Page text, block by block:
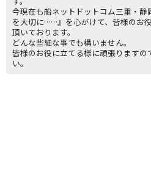
今現在も船ネットドットコム三重・
を大切に……』を心がけて、皆様のお
頂いております。
どんな些細な事でも構いません。
皆様のお役に立てる様に頑張りますの
い。